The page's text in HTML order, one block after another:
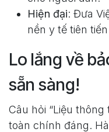
Hiện đại: Đưa
nền y tế tiên
Lo lắng về
sẵn sàng!
Câu hỏi “Liệu thông
toàn chính đáng.